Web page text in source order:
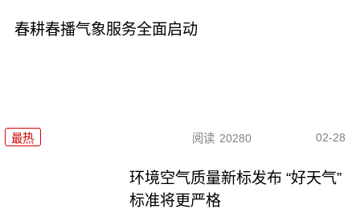
春耕春播气象服务全面启动
最热 阅读 20280 02-28
环境空气质量新标发布 “好天气”
标准将更严格